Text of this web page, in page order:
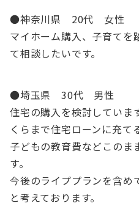
●神奈川県 20代 女性
マイホーム購入、子育てを
て相談したいです。
●埼玉県 30代 男性
住宅の購入を検討していま
くらまで住宅ローンに充て
子どもの教育費などこのま
す。
今後のライププランを含め
と考えております。